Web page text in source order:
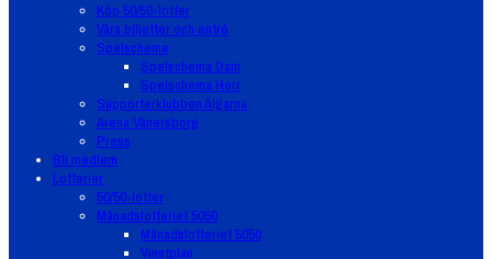
Köp 50/50-lotter
Våra biljetter och entré
Spelschema
Spelschema Dam
Spelschema Herr
Supporterklubben Älgarna
Arena Vänersborg
Press
Bli medlem
Lotterier
50/50-lotter
Månadslotteriet 5050
Månadslotteriet 5050
Vinstplan